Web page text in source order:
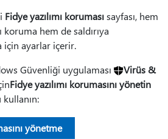
Fidye yazılımı korumasısayfası, hem
koruma hem de saldırıya
için ayarlar içerir.
Güvenliği uygulaması
Virüs &
Fidye yazılımı korumasını yönetin
kullanın:
yönetme